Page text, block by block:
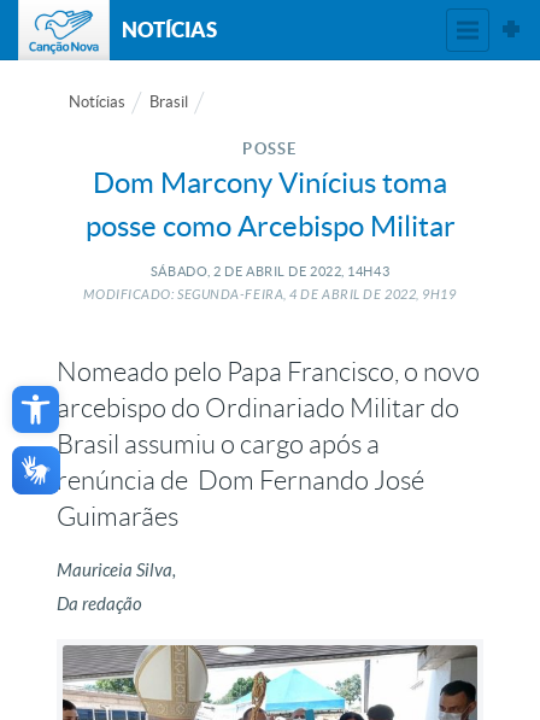
Open toolbar
NOTÍCIAS
Notícias Brasil
POSSE
Dom Marcony Vinícius toma
posse como Arcebispo Militar
SÁBADO, 2 DE ABRIL DE 2022, 14H43
MODIFICADO: SEGUNDA-FEIRA, 4 DEABRIL DE2022, 9H19
Nomeado pelo Papa Francisco, o novo
arcebispo do Ordinariado Militar do
Brasil assumiu o cargo após a
renúncia de Dom Fernando José
Guimarães
Mauriceia Silva,
Da redação